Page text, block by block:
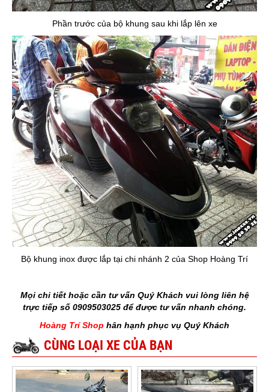
Phần trước của bộ khung sau khi lắp lên xe
Bộ khung inox được lắp tại chi nhánh 2 của Shop Hoàng Trí
Mọi chi tiết hoặc cần tư vấn Quý Khách vui lòng liên hệ
trực tiếp số 0909503025 để được tư vấn nhanh chóng.
Hoàng Trí Shop hân hạnh phục vụ Quý Khách
CÙNG LOẠI XE CỦA BẠN